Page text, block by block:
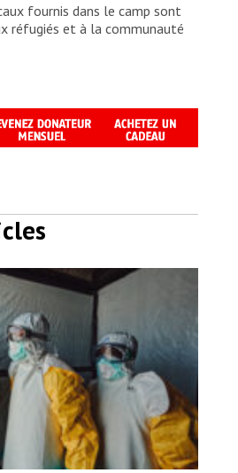
fournis dans le camp sont
réfugiés et à la communauté